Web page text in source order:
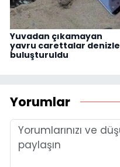
Yuvadan çıkamayan
yavru carettalar denizle
buluşturuldu
Yorumlar